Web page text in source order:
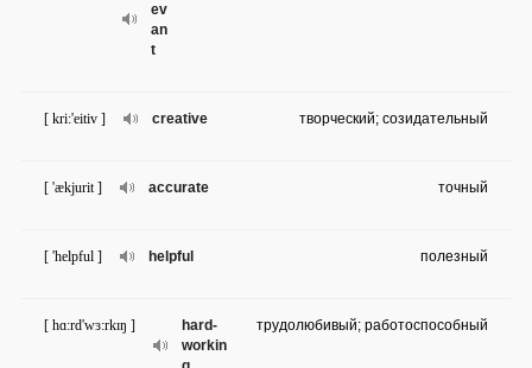
ev
an
t
creative
[ kri:'eitiv ] творческий; созидательный
accurate
[ 'ækjurit ] точный
helpful
[ 'helpful ] полезный
hard-
workin
[ hɑ:rd'wɜ:rkɪŋ ] трудолюбивый; работоспособный